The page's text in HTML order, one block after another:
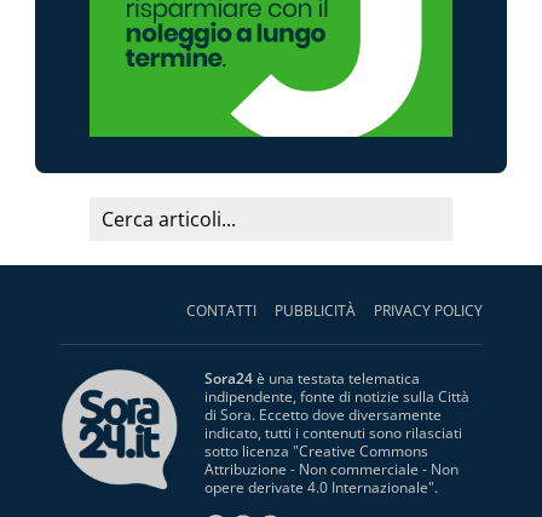
CONTATTI PUBBLICITÀ PRIVACY POLICY
Sora24è una testata telematica
indipendente, fonte di notizie sulla Città
di Sora. Eccetto dove diversamente
indicato, tutti i contenuti sono rilasciati
sotto licenza "Creative Commons
Attribuzione - Non commerciale - Non
opere derivate 4.0 Internazionale".